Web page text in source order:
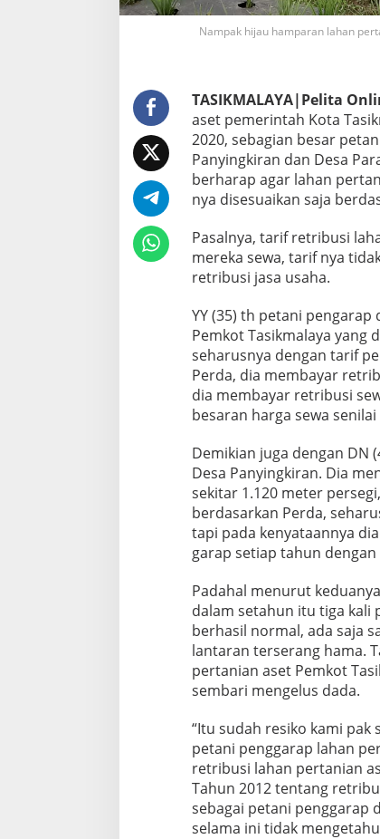
Nampak hijau hamparan lahan
TASIKMALAYA|Pelita
aset pemerintah Kota
2020, sebagian besar
Panyingkiran dan Desa
berharap agar lahan
nya disesuaikan saja
Pasalnya, tarif retribusi
mereka sewa, tarif nya
retribusi jasa usaha.
YY (35) th petani
Pemkot Tasikmalaya yang
seharusnya dengan tarif
Perda, dia membayar
dia membayar retribusi
besaran harga sewa senilai
Demikian juga dengan DN
Desa Panyingkiran. Dia
sekitar 1.120 meter
berdasarkan Perda,
tapi pada kenyataannya
garap setiap tahun dengan
Padahal menurut
dalam setahun itu tiga kali
berhasil normal, ada saja
lantaran terserang hama.
pertanian aset Pemkot
sembari mengelus dada.
“Itu sudah resiko kami pak
petani penggarap lahan
retribusi lahan pertanian
Tahun 2012 tentang
sebagai petani penggarap
selama ini tidak